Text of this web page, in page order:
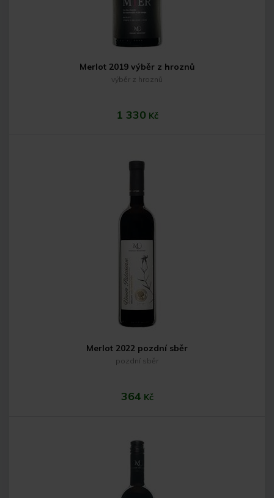
Merlot 2019 výběr z hroznů
výběr z hroznů
1 330 Kč
Do košíku
Merlot 2022 pozdní sběr
pozdní sběr
364 Kč